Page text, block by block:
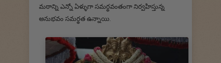
మఠాన్ని ఎన్నో ఏళ్ళుగా సమర్థవంతంగా నిర్వహిస్తున్న
అనుభవం సమర్థత ఉన్నాయి.